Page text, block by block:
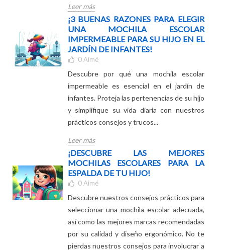
duradero, y evita los errores comunes que
cometen los padres.
Leer más
¡3 BUENAS RAZONES PARA ELEGIR
UNA MOCHILA ESCOLAR
IMPERMEABLE PARA SU HIJO EN EL
JARDÍN DE INFANTES!
0Aimé
Descubre por qué una mochila escolar
impermeable es esencial en el jardín de
infantes. Proteja las pertenencias de su hijo
y simplifique su vida diaria con nuestros
prácticos consejos y trucos...
Leer más
¡DESCUBRE LAS MEJORES
MOCHILAS ESCOLARES PARA LA
ESPALDA DE TU HIJO!
0Aimé
Descubre nuestros consejos prácticos para
seleccionar una mochila escolar adecuada,
así como las mejores marcas recomendadas